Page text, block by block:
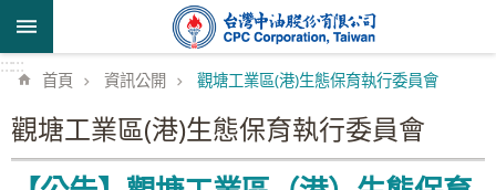
跳到主要內容區塊
::::::
首頁 資訊公開 觀塘工業區(港)生態保育執行委員會
觀塘工業區(港)生態保育執行委員會